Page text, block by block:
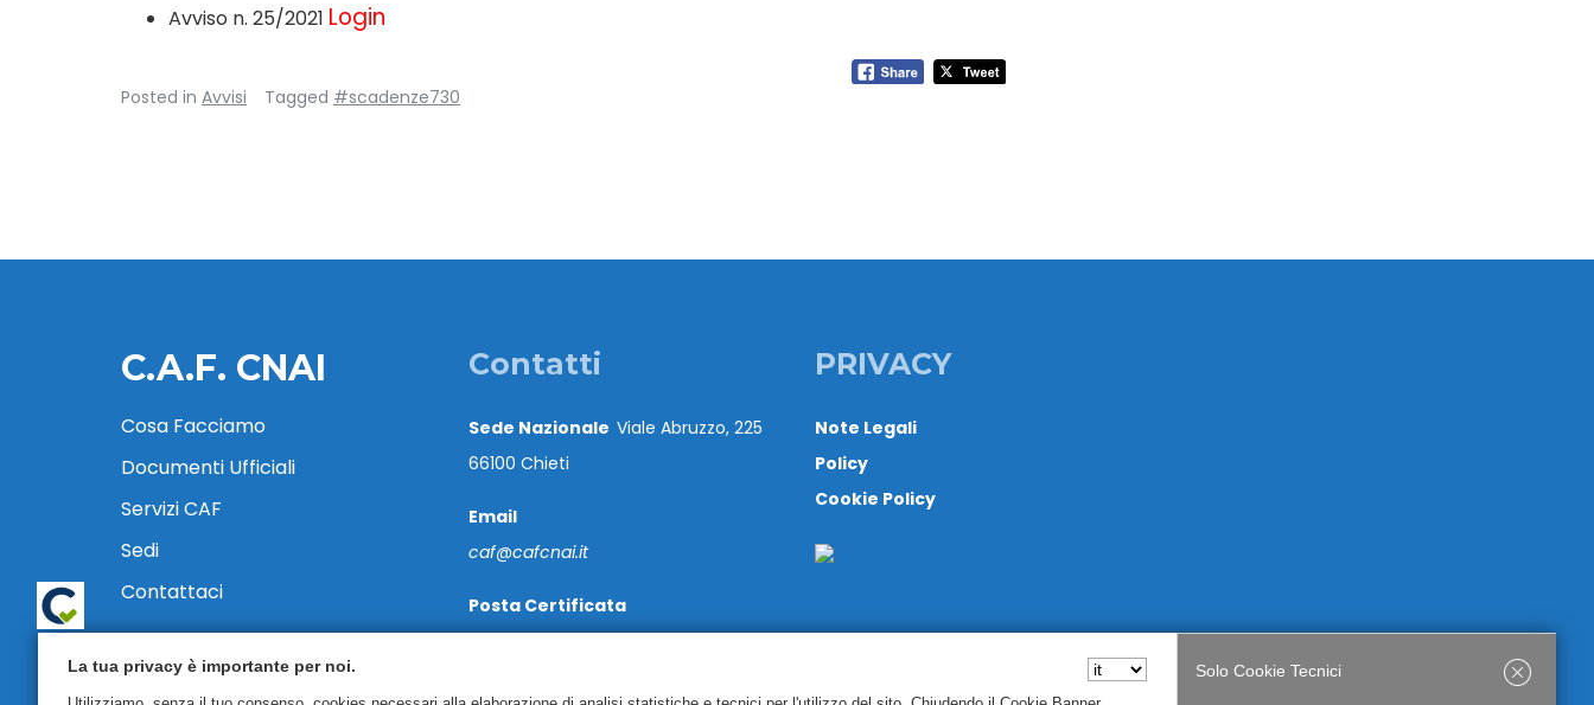
Avviso n. 25/2021 Login
Posted in Avvisi Tagged #scadenze730
C.A.F. CNAI
Cosa Facciamo
Documenti Ufficiali
Servizi CAF
Sedi
Contattaci
Contatti
Sede Nazionale Viale Abruzzo, 225
66100 Chieti
Email
caf@cafcnai.it
Posta Certificata
cafcnai@cert.cnai.it
Tel. 0871 540063
PRIVACY
Note Legali
Policy
Cookie Policy
La tua privacy è importante per noi. Solo Cookie Tecnici